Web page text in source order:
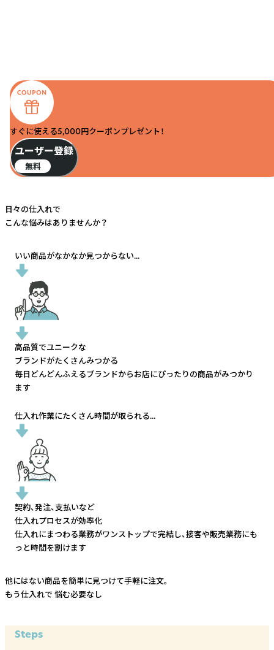
すぐに使える5,000円クーポンプレゼント！
ユーザー登録
無料
日々の仕入れで
こんな悩みはありませんか？
いい商品がなかなか見つからない...
高品質でユニークな
ブランドがたくさんみつかる
毎日どんどんふえるブランドからお店にぴったりの商品がみつかり
ます
仕入れ作業にたくさん時間が取られる...
契約、発注、支払いなど
仕入れプロセスが効率化
仕入れにまつわる業務がワンストップで完結し、接客や販売業務にも
っと時間を割けます
他にはない商品を簡単に見つけて手軽に注文。
もう仕入れで 悩む必要なし
Steps